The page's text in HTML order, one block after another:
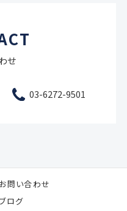
せ
03-6272-9501
お問い合わせ
ログ